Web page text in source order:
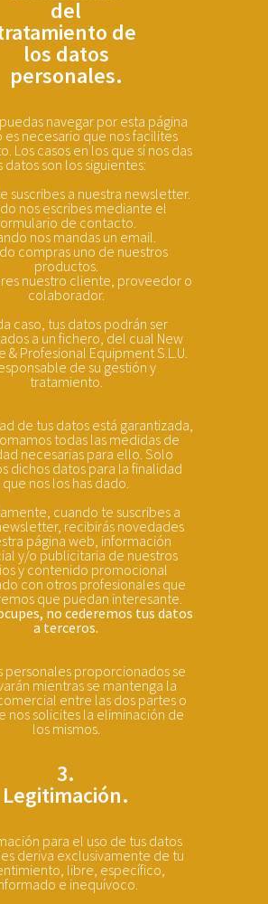
del
de
los datos
personales.
navegar por esta página
es necesario que nos facilites
Los casos en los que sí nos das
datos son los siguientes:
suscribes a nuestra newsletter.
nos escribes mediante el
de contacto.
nos mandas un email.
compras uno de nuestros
productos.
nuestro cliente, proveedor o
colaborador.
caso, tus datos podrán ser
a un fichero, del cual New
& Profesional Equipment S.L.U.
de su gestión y
tratamiento.
de tus datos está garantizada,
todas las medidas de
necesarias para ello. Solo
dichos datos para la finalidad
que nos los has dado.
cuando te suscribes a
recibirás novedades
página web, información
y/o publicitaria de nuestros
y contenido promocional
con otros profesionales que
que puedan interesante.
no cederemos tus datos
a terceros.
personales proporcionados se
mientras se mantenga la
entre las dos partes o
nos solicites la eliminación de
los mismos.
3.
Legitimación.
para el uso de tus datos
deriva exclusivamente de tu
libre, específico,
e inequívoco.